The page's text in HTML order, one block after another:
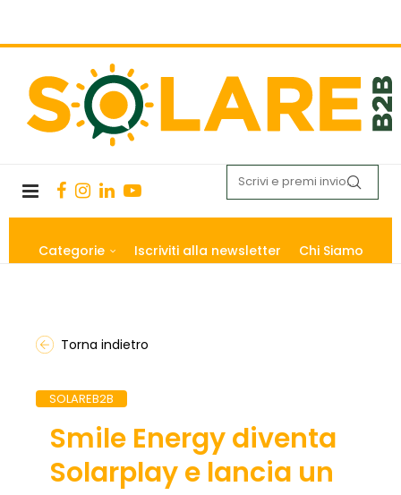
Categorie Iscriviti alla newsletter Chi Siamo
Torna indietro
SOLAREB2B
Smile Energy diventa
Solarplay e lancia un